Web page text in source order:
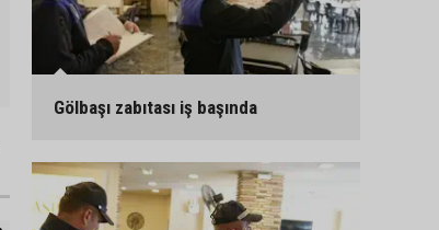
Gölbaşı zabıtası iş başında